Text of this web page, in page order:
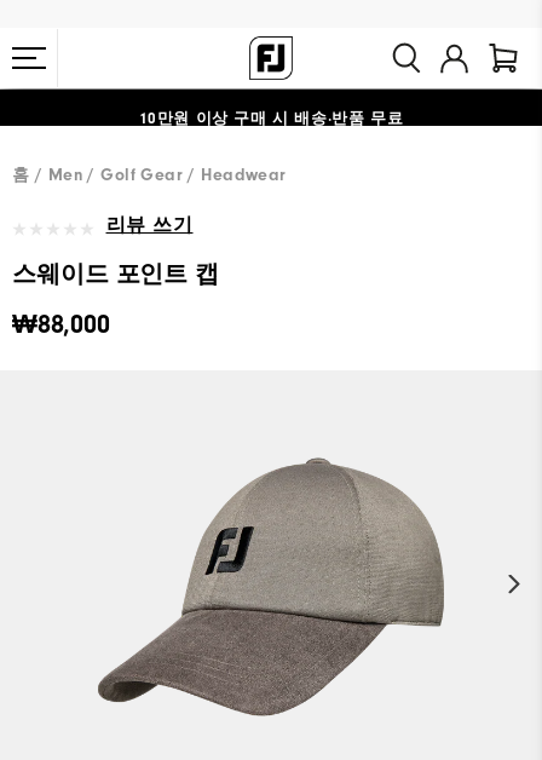
10만원 이상 구매 시 배송·반품 무료
홈 Men Golf Gear Headwear
리뷰 쓰기
스웨이드 포인트 캡
₩88,000